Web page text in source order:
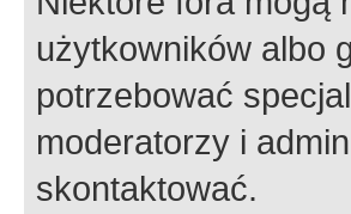
użytkowników albo
potrzebować
moderatorzy i
skontaktować.